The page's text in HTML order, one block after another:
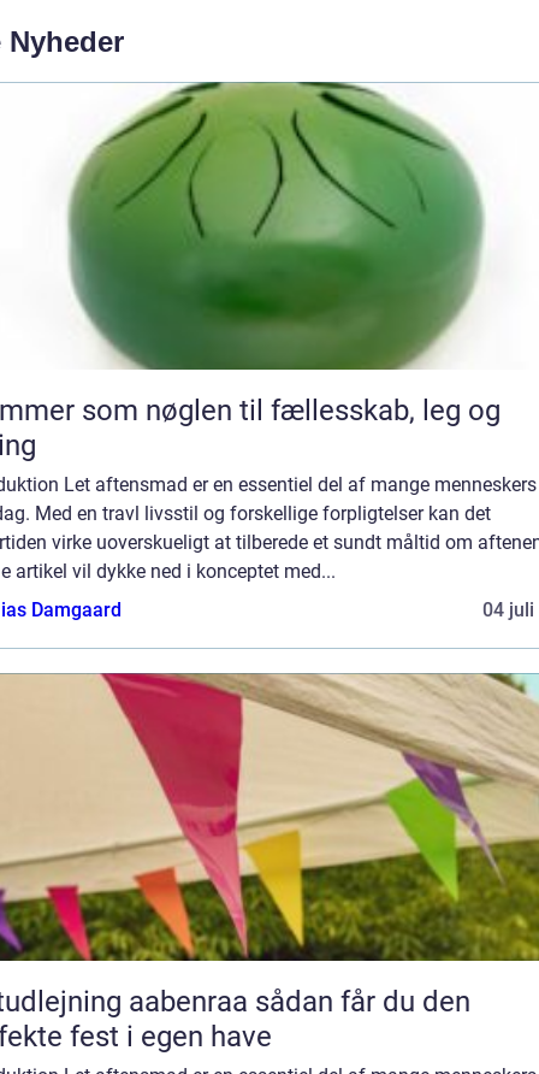
Nyheder
som nøglen til fællesskab, leg og
Let aftensmad er en essentiel del af mange menneskers
Med en travl livsstil og forskellige forpligtelser kan det
virke uoverskueligt at tilberede et sundt måltid om
artikel vil dykke ned i konceptet med...
Damgaard
04 juli
aabenraa sådan får du den
fest i egen have